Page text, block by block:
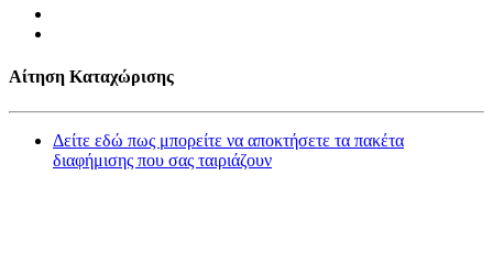
Αίτηση Καταχώρισης
Δείτε εδώ πως μπορείτε να αποκτήσετε τα πακέτα
διαφήμισης που σας ταιριάζουν